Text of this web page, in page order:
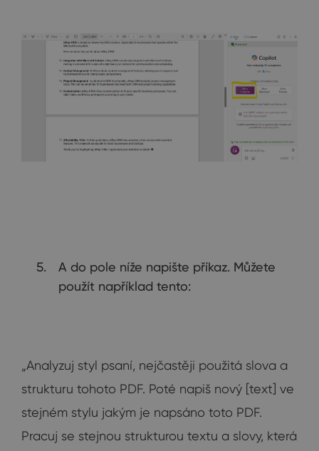
A do pole níže napište příkaz. Můžete
použít například tento:
„Analyzuj styl psaní, nejčastěji použitá slova a
strukturu tohoto PDF. Poté napiš nový [text] ve
stejném stylu jakým je napsáno toto PDF.
Pracuj se stejnou strukturou textu a slovy, která